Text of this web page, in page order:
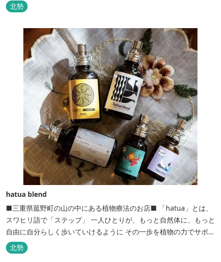
北勢
hatua blend
■三重県菰野町の山の中にある植物療法のお店■ 「hatua」とは、
スワヒリ語で「ステップ」 一人ひとりが、もっと自然体に、もっと
自由に自分らしく歩いていけるように その一歩を植物の力でサポー
トしたいという思いから生まれたお店。 黄土スチームよもぎ蒸しや
アロマの調合、季節の養生講座、アロマ講座、腸活講座、ワークシ
北勢